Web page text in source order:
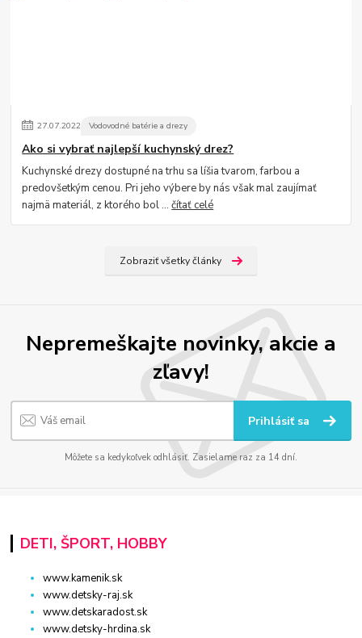
27.07.2022 Vodovodné batérie a drezy
Ako si vybrať najlepší kuchynský drez?
Kuchynské drezy dostupné na trhu sa líšia tvarom, farbou a
predovšetkým cenou. Pri jeho výbere by nás však mal zaujímať
najmä materiál, z ktorého bol ...čítať celé
Zobraziť všetky články
Nepremeškajte novinky, akcie a
zľavy!
Prihlásiť sa
Môžete sa kedykoľvek odhlásiť. Zasielame raz za 14 dní.
DETI, ŠPORT, HOBBY
www.kamenik.sk
www.detsky-raj.sk
www.detskaradost.sk
www.detsky-hrdina.sk